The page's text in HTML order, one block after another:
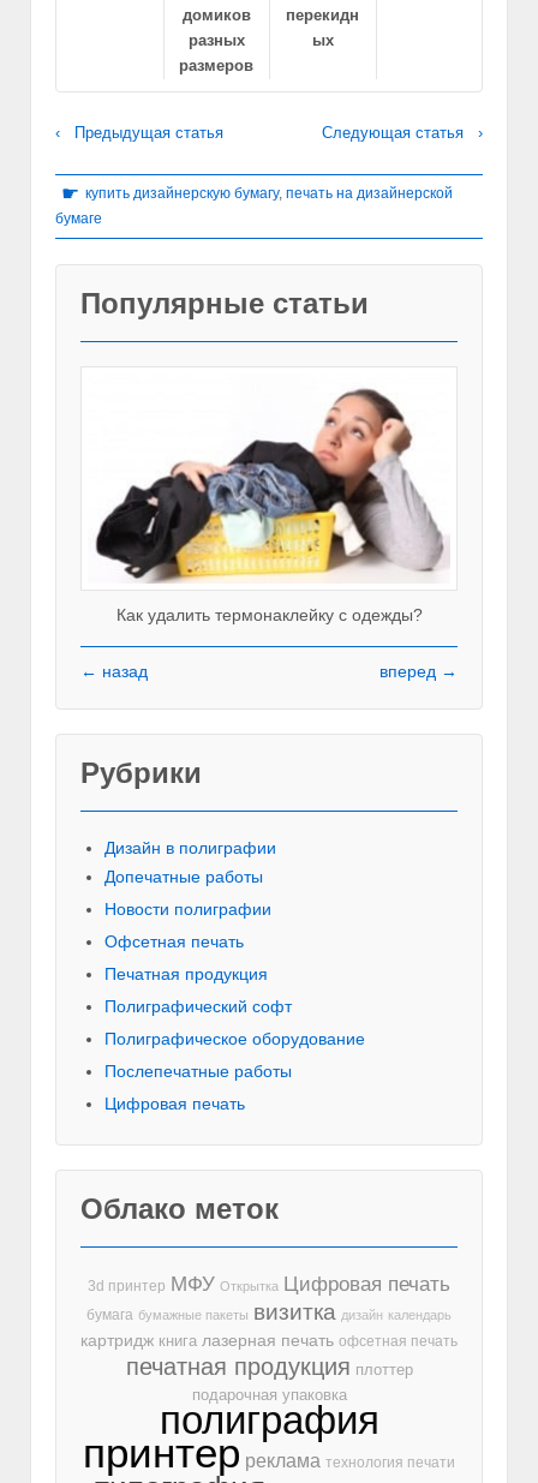
домиков
разных
размеров
перекидн
ых
‹ Предыдущая статья Следующая статья ›
☛ купить дизайнерскую бумагу, печать на дизайнерской
бумаге
Популярные статьи
Как удалить термонаклейку с одежды?
← назад вперед →
Рубрики
Дизайн в полиграфии
Допечатные работы
Новости полиграфии
Офсетная печать
Печатная продукция
Полиграфический софт
Полиграфическое оборудование
Послепечатные работы
Цифровая печать
Облако меток
3d принтер МФУ Открытка Цифровая печать
бумага бумажные пакеты визитка дизайн календарь
картридж книга лазерная печать офсетная печать
печатная продукция плоттер
подарочная упаковка
полиграфия
принтер реклама технология печати